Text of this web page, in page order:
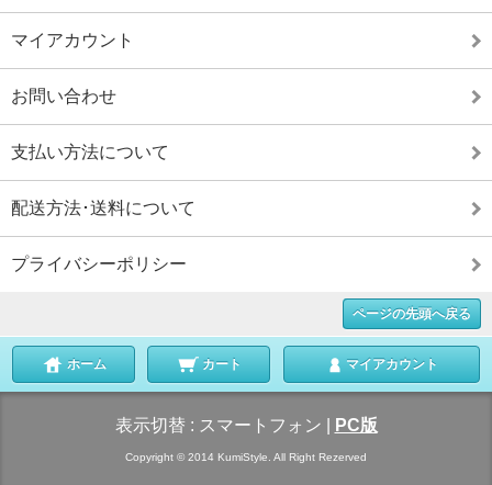
マイアカウント
お問い合わせ
支払い方法について
配送方法･送料について
プライバシーポリシー
ページの先頭へ戻る
ホーム カート マイアカウント
表示切替 : スマートフォン PC版
Copyright © 2014 KumiStyle. All Right Rezerved